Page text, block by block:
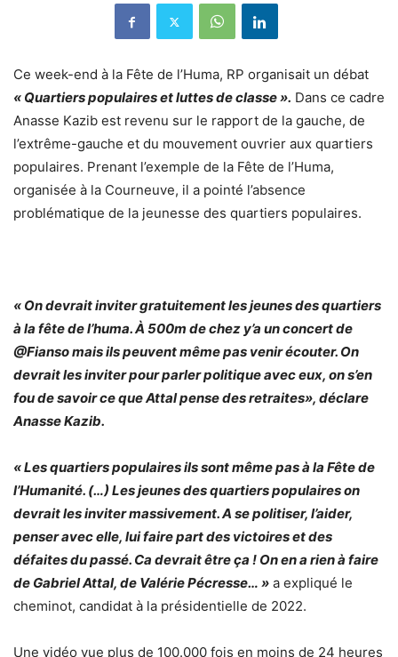
Ce week-end à la Fête de l’Huma, RP organisait un débat
« Quartiers populaires et luttes de classe ». Dans ce cadre
Anasse Kazib est revenu sur le rapport de la gauche, de
l’extrême-gauche et du mouvement ouvrier aux quartiers
populaires. Prenant l’exemple de la Fête de l’Huma,
organisée à la Courneuve, il a pointé l’absence
problématique de la jeunesse des quartiers populaires.
« On devrait inviter gratuitement les jeunes des quartiers
à la fête de l’huma. À 500m de chez y’a un concert de
@Fiansomais ils peuvent même pas venir écouter. On
devrait les inviter pour parler politique avec eux, on s’en
fou de savoir ce que Attal pense des retraites», déclare
Anasse Kazib.
« Les quartiers populaires ils sont même pas à la Fête de
l’Humanité. (…) Les jeunes des quartiers populaires on
devrait les inviter massivement. A se politiser, l’aider,
penser avec elle, lui faire part des victoires et des
défaites du passé. Ca devrait être ça ! On en a rien à faire
de Gabriel Attal, de Valérie Pécresse… » a expliqué le
cheminot, candidat à la présidentielle de 2022.
Une vidéo vue plus de 100.000 fois en moins de 24 heures